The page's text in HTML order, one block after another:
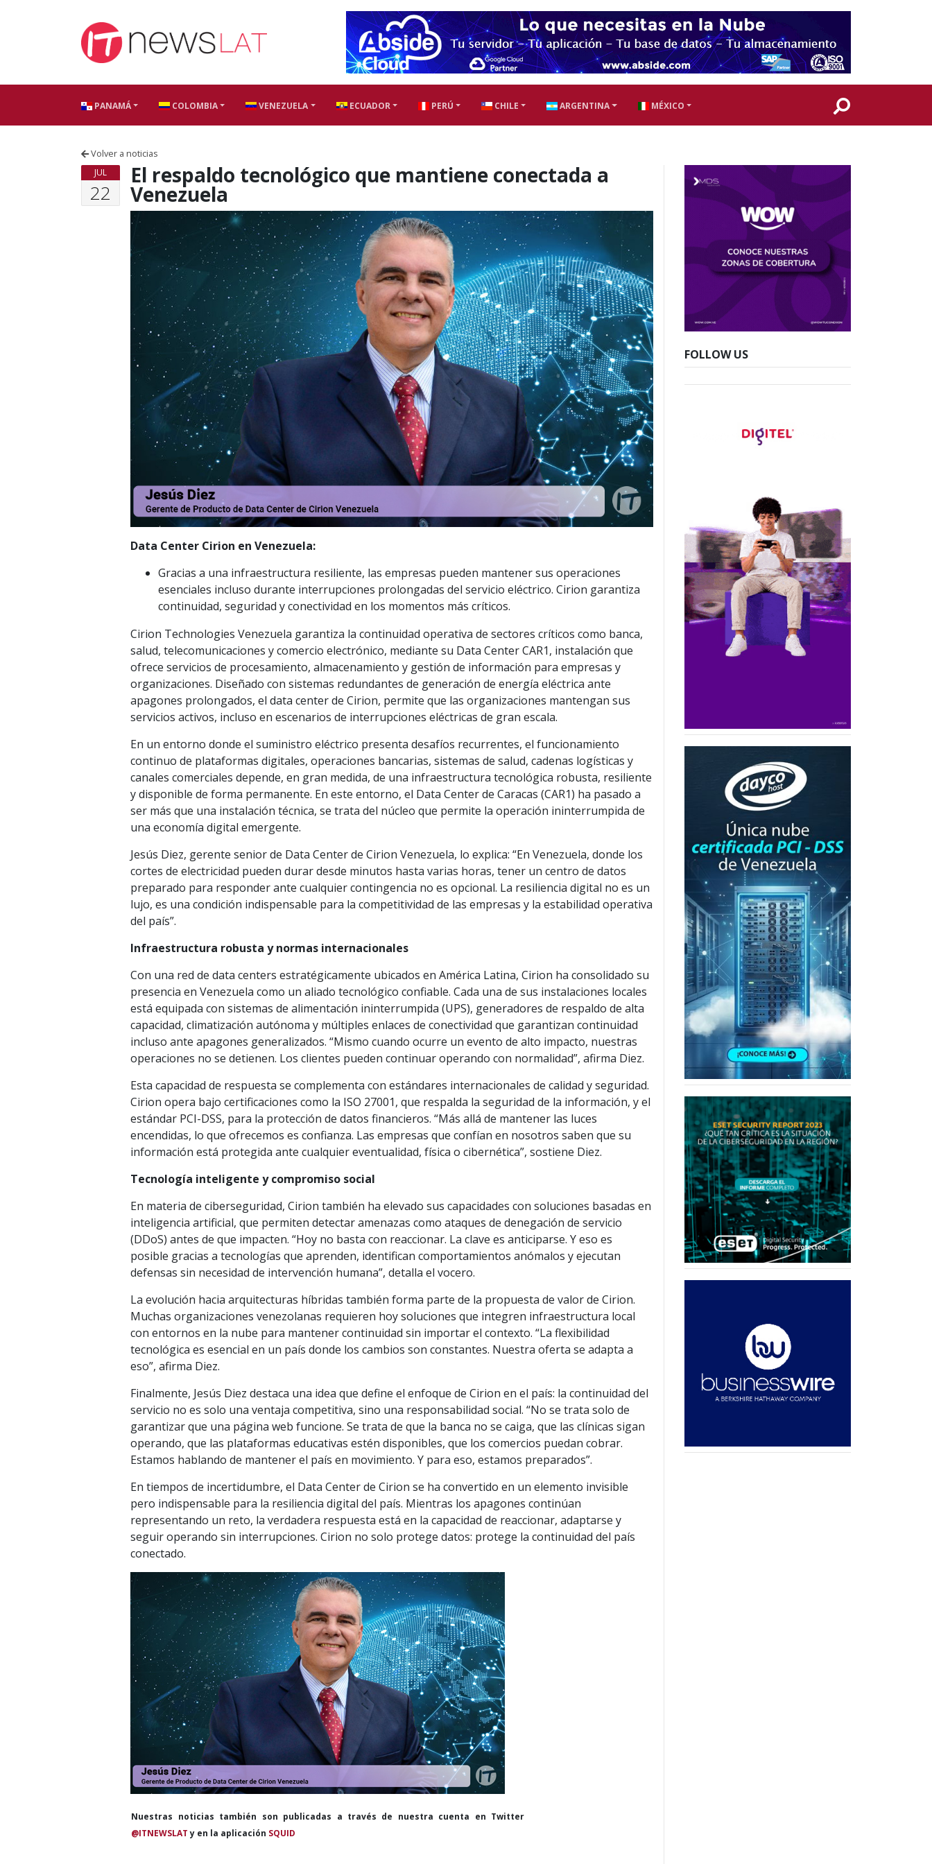
PANAMÁ COLOMBIA VENEZUELA ECUADOR PERÚ CHILE ARGENTINA MÉXICO
Volver a noticias
JUL
22
El respaldo tecnológico que mantiene conectada a
Venezuela
Data Center Cirion en Venezuela:
Gracias a una infraestructura resiliente, las empresas pueden mantener sus operaciones
esenciales incluso durante interrupciones prolongadas del servicio eléctrico. Cirion garantiza
continuidad, seguridad y conectividad en los momentos más críticos.
Cirion Technologies Venezuela garantiza la continuidad operativa de sectores críticos como banca,
salud, telecomunicaciones y comercio electrónico, mediante su Data Center CAR1, instalación que
ofrece servicios de procesamiento, almacenamiento y gestión de información para empresas y
organizaciones. Diseñado con sistemas redundantes de generación de energía eléctrica ante
apagones prolongados, el data center de Cirion, permite que las organizaciones mantengan sus
servicios activos, incluso en escenarios de interrupciones eléctricas de gran escala.
En un entorno donde el suministro eléctrico presenta desafíos recurrentes, el funcionamiento
continuo de plataformas digitales, operaciones bancarias, sistemas de salud, cadenas logísticas y
canales comerciales depende, en gran medida, de una infraestructura tecnológica robusta, resiliente
y disponible de forma permanente. En este entorno, el Data Center de Caracas (CAR1) ha pasado a
ser más que una instalación técnica, se trata del núcleo que permite la operación ininterrumpida de
una economía digital emergente.
Jesús Diez, gerente senior de Data Center de Cirion Venezuela, lo explica: “En Venezuela, donde los
cortes de electricidad pueden durar desde minutos hasta varias horas, tener un centro de datos
preparado para responder ante cualquier contingencia no es opcional. La resiliencia digital no es un
lujo, es una condición indispensable para la competitividad de las empresas y la estabilidad operativa
del país”.
Infraestructura robusta y normas internacionales
Con una red de data centers estratégicamente ubicados en América Latina, Cirion ha consolidado su
presencia en Venezuela como un aliado tecnológico confiable. Cada una de sus instalaciones locales
está equipada con sistemas de alimentación ininterrumpida (UPS), generadores de respaldo de alta
capacidad, climatización autónoma y múltiples enlaces de conectividad que garantizan continuidad
incluso ante apagones generalizados. “Mismo cuando ocurre un evento de alto impacto, nuestras
operaciones no se detienen. Los clientes pueden continuar operando con normalidad”, afirma Diez.
Esta capacidad de respuesta se complementa con estándares internacionales de calidad y seguridad.
Cirion opera bajo certificaciones como la ISO 27001, que respalda la seguridad de la información, y el
estándar PCI-DSS, para la protección de datos financieros. “Más allá de mantener las luces
encendidas, lo que ofrecemos es confianza. Las empresas que confían en nosotros saben que su
información está protegida ante cualquier eventualidad, física o cibernética”, sostiene Diez.
Tecnología inteligente y compromiso social
En materia de ciberseguridad, Cirion también ha elevado sus capacidades con soluciones basadas en
inteligencia artificial, que permiten detectar amenazas como ataques de denegación de servicio
(DDoS) antes de que impacten. “Hoy no basta con reaccionar. La clave es anticiparse. Y eso es
posible gracias a tecnologías que aprenden, identifican comportamientos anómalos y ejecutan
defensas sin necesidad de intervención humana”, detalla el vocero.
La evolución hacia arquitecturas híbridas también forma parte de la propuesta de valor de Cirion.
Muchas organizaciones venezolanas requieren hoy soluciones que integren infraestructura local
con entornos en la nube para mantener continuidad sin importar el contexto. “La flexibilidad
tecnológica es esencial en un país donde los cambios son constantes. Nuestra oferta se adapta a
eso”, afirma Diez.
Finalmente, Jesús Diez destaca una idea que define el enfoque de Cirion en el país: la continuidad del
servicio no es solo una ventaja competitiva, sino una responsabilidad social. “No se trata solo de
garantizar que una página web funcione. Se trata de que la banca no se caiga, que las clínicas sigan
operando, que las plataformas educativas estén disponibles, que los comercios puedan cobrar.
Estamos hablando de mantener el país en movimiento. Y para eso, estamos preparados”.
En tiempos de incertidumbre, el Data Center de Cirion se ha convertido en un elemento invisible
pero indispensable para la resiliencia digital del país. Mientras los apagones continúan
representando un reto, la verdadera respuesta está en la capacidad de reaccionar, adaptarse y
seguir operando sin interrupciones. Cirion no solo protege datos: protege la continuidad del país
conectado.
Nuestras noticias también son publicadas a través de nuestra cuenta en Twitter
@ITNEWSLATy en la aplicación SQUID
FOLLOW US